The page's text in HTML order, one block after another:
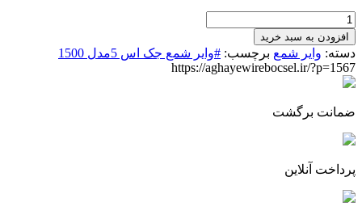
وایر
شمع
جک
اس5
مدل
عدد
افزودن به سبد خرید
دسته: وایر شمع برچسب: #وایر شمع جک اس 5مدل 1500
https://aghayewirebocsel.ir/?p=1567
ضمانت برگشت
پرداخت آنلاین